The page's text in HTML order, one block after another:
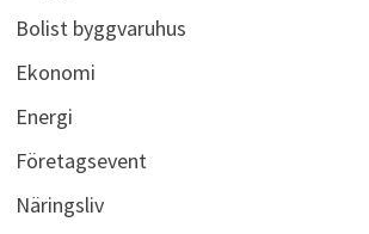
Bolist byggvaruhus
Ekonomi
Energi
Företagsevent
Näringsliv